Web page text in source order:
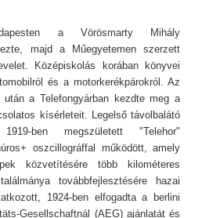
a Vörösmarty Mihály
majd a Műegyetemen szerzett
Középiskolás korában könyvei
és a motorkerékpárokról. Az
után a Telefongyárban kezdte meg a
kísérleteit. Legelső távolbalátó
ben megszületett "Telehor"
oszcillográffal működött, amely
közvetítésére több kilométeres
továbbfejlesztésére hazai
1924-ben elfogadta a berlini
Gesellschaftnál (AEG) ajánlatát és